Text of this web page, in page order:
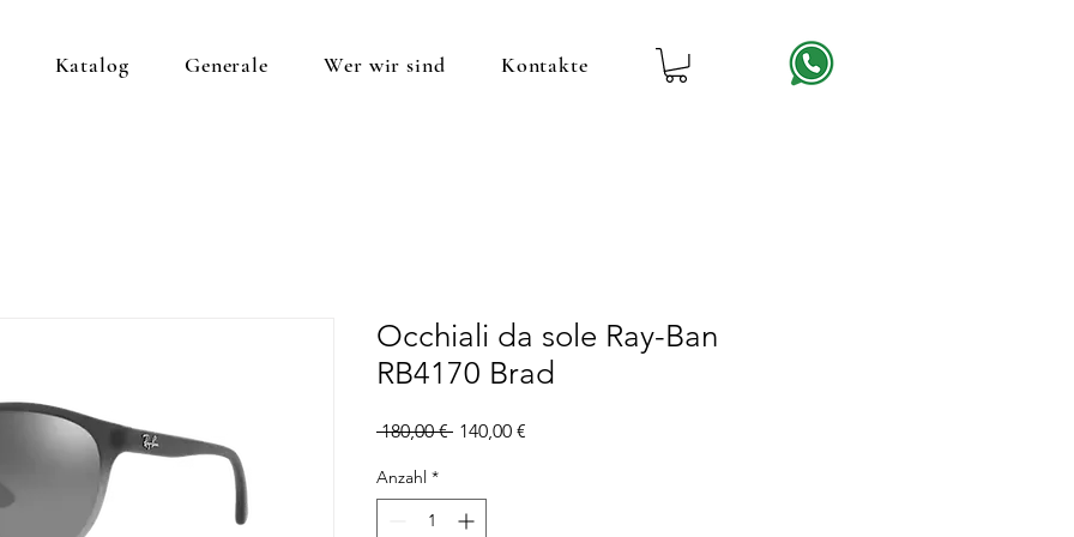
Katalog Generale Wer wir sind Kontakte
Occhiali da sole Ray-Ban
RB4170 Brad
180,00 € Standardpreis
140,00 €
Anzahl *